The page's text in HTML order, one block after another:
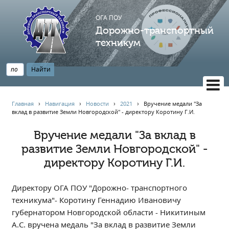
ОГА ПОУ
Дорожно-транспортный
техникум
НАВИГАЦИЯ
Главная
Профессионалитет
АБИТУРИЕНТУ
Новости
Наблюдательный совет
Информация
Главная › Навигация › Новости ›2021 › Вручение медали "За
вклад в развитие Земли Новгородской" - директору Коротину Г.И.
Вручение медали "За вклад в
развитие Земли Новгородской" -
директору Коротину Г.И.
Директору ОГА ПОУ "Дорожно- транспортного
техникума"- Коротину Геннадию Ивановичу
губернатором Новгородской области - Никитиным
А.С. вручена медаль "За вклад в развитие Земли